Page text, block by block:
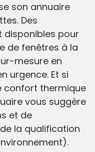
son annuaire
Des
disponibles pour
de fenêtres à la
mesure en
urgence. Et si
confort thermique
vous suggère
et de
la qualification